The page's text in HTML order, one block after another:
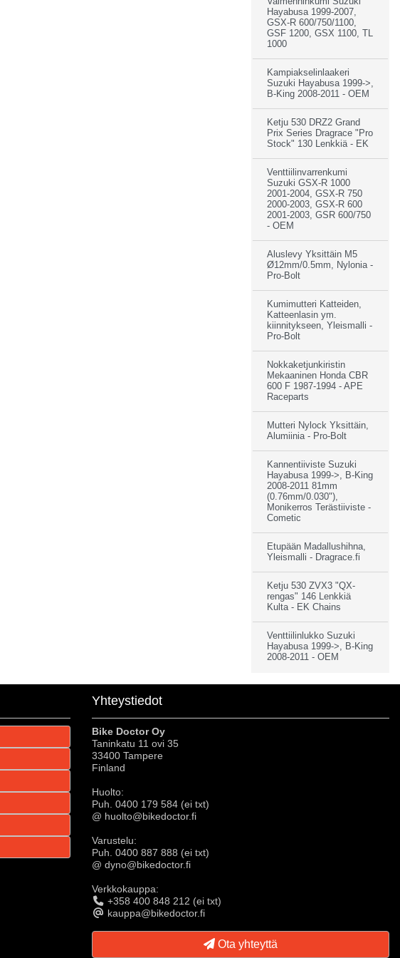
Hayabusa 1999-2007,
GSX-R 600/750/1100,
GSF 1200, GSX 1100, TL
1000
Kampiakselinlaakeri
Suzuki Hayabusa 1999->,
B-King 2008-2011 - OEM
Ketju 530 DRZ2 Grand
Prix Series Dragrace "Pro
Stock" 130 Lenkkiä - EK
Venttiilinvarrenkumi
Suzuki GSX-R 1000
2001-2004, GSX-R 750
2000-2003, GSX-R 600
2001-2003, GSR 600/750
- OEM
Aluslevy Yksittäin M5
Ø12mm/0.5mm, Nylonia -
Pro-Bolt
Kumimutteri Katteiden,
Katteenlasin ym.
kiinnitykseen, Yleismalli -
Pro-Bolt
Nokkaketjunkiristin
Mekaaninen Honda CBR
600 F 1987-1994 - APE
Raceparts
Mutteri Nylock Yksittäin,
Alumiinia - Pro-Bolt
Kannentiiviste Suzuki
Hayabusa 1999->, B-King
2008-2011 81mm
(0.76mm/0.030"),
Monikerros Terästiiviste -
Cometic
Etupään Madallushihna,
Yleismalli - Dragrace.fi
Ketju 530 ZVX3 "QX-
rengas" 146 Lenkkiä
Kulta - EK Chains
Venttiilinlukko Suzuki
Hayabusa 1999->, B-King
2008-2011 - OEM
Yhteystiedot
Bike Doctor Oy
Taninkatu 11 ovi 35
33400 Tampere
Finland
Huolto:
Puh. 0400 179 584 (ei txt)
@ huolto@bikedoctor.fi
Varustelu:
Puh. 0400 887 888 (ei txt)
@ dyno@bikedoctor.fi
Verkkokauppa:
+358 400 848 212 (ei txt)
kauppa@bikedoctor.fi
Ota yhteyttä